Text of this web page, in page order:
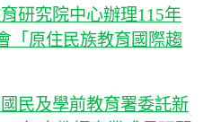
研究院中心辦理115年
「原住民族教育國際趨
民及學前教育署委託新